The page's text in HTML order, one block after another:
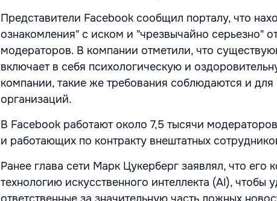
Представители Facebook сообщил порталу, что
ознакомления" с иском и "чрезвычайно серьезно"
модераторов. В компании отметили, что
включает в себя психологическую и
компании, такие же требования соблюдаются и для
организаций.
В Facebook работают около 7,5 тысячи
и работающих по контракту внештатных
Ранее глава сети Марк Цукерберг заявлял, что его
технологию искусственного интеллекта (AI), чтобы